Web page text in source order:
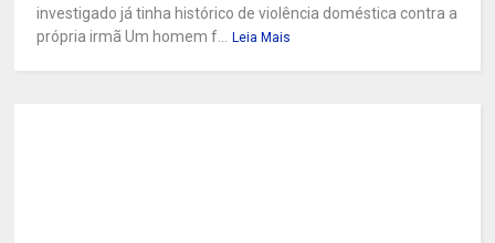
investigado já tinha histórico de violência doméstica contra a
própria irmã Um homem f...
Leia Mais